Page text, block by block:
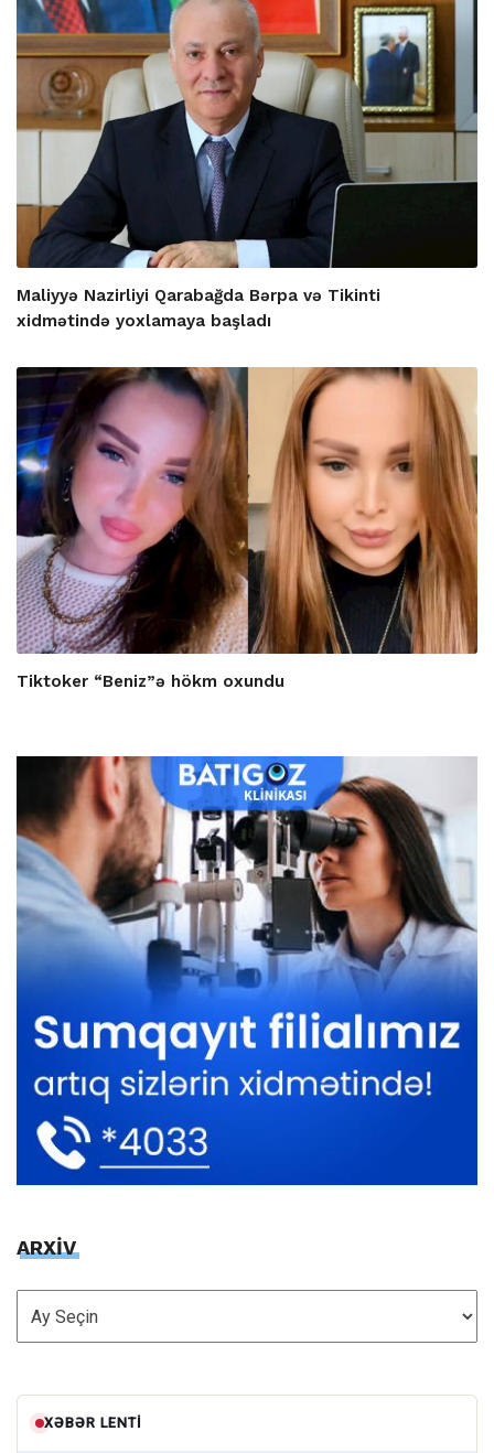
Maliyyə Nazirliyi Qarabağda Bərpa və Tikinti
xidmətində yoxlamaya başladı
Tiktoker “Beniz”ə hökm oxundu
ARXİV
ARXİV
XƏBƏR LENTI